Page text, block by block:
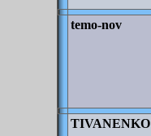
temo-nov
TIVANENKO